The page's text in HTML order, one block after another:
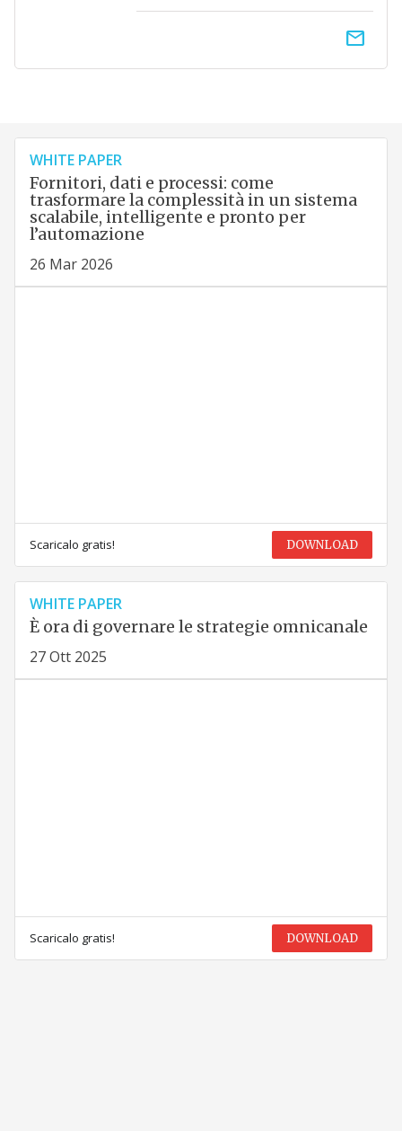
email
WHITE PAPER
Fornitori, dati e processi: come
trasformare la complessità in un sistema
scalabile, intelligente e pronto per
l’automazione
26 Mar 2026
Scaricalo gratis! DOWNLOAD
WHITE PAPER
È ora di governare le strategie omnicanale
27 Ott 2025
Scaricalo gratis! DOWNLOAD